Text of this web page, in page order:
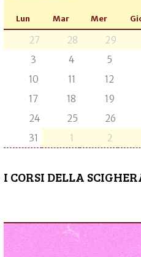
Lun Mar Mer
27 28 29
3
4 5
10
11 12
17
18 19
24
25 26
31
1 2
I CORSI DELLA